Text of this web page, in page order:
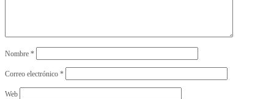
Nombre *
Correo electrónico *
Web